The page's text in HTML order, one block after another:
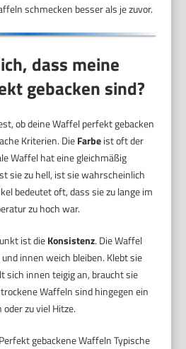
schmecken besser als je zuvor.
dass meine
gebacken sind?
ob deine Waffel perfekt gebacken
Kriterien. DieFarbeist oft der
Waffel hat eine gleichmäßig
sie zu hell, ist sie wahrscheinlich
bedeutet oft, dass sie zu lange im
zu hoch war.
ist dieKonsistenz. Die Waffel
innen weich bleiben. Klebt sie
sich innen teigig an, braucht sie
Waffeln sind hingegen ein
zu viel Hitze.
gebackene Waffeln Typische